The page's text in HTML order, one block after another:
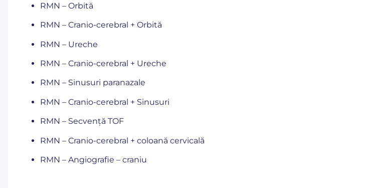
RMN – Orbită
RMN – Cranio-cerebral + Orbită
RMN – Ureche
RMN – Cranio-cerebral + Ureche
RMN – Sinusuri paranazale
RMN – Cranio-cerebral + Sinusuri
RMN – Secvență TOF
RMN – Cranio-cerebral + coloană cervicală
RMN – Angiografie – craniu